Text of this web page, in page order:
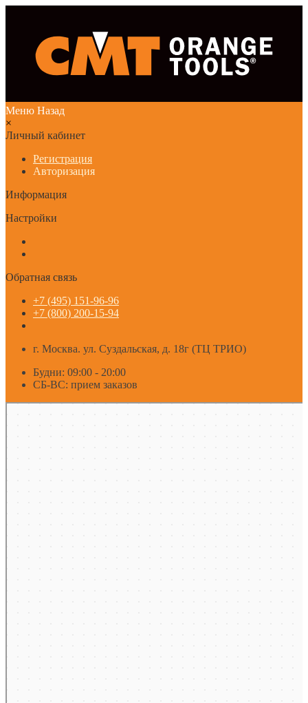
Меню Назад
×
Личный кабинет
Регистрация
Авторизация
Информация
Настройки
Обратная связь
+7 (495) 151-96-96
+7 (800) 200-15-94
г. Москва. ул. Суздальская, д. 18г (ТЦ ТРИО)
Будни: 09:00 - 20:00
СБ-ВС: прием заказов